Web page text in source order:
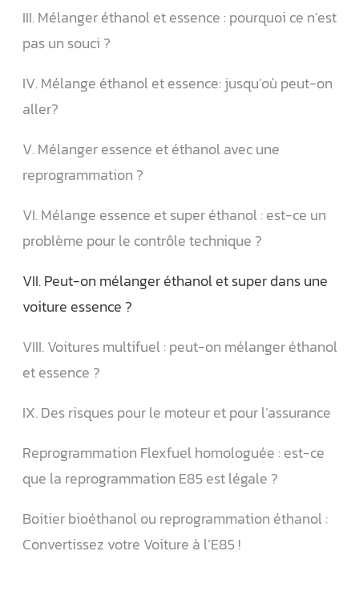
III. Mélanger éthanol et essence : pourquoi ce n’est
pas un souci ?
IV. Mélange éthanol et essence: jusqu’où peut-on
aller?
V. Mélanger essence et éthanol avec une
reprogrammation ?
VI. Mélange essence et super éthanol : est-ce un
problème pour le contrôle technique ?
VII. Peut-on mélanger éthanol et super dans une
voiture essence ?
VIII. Voitures multifuel : peut-on mélanger éthanol
et essence ?
IX. Des risques pour le moteur et pour l’assurance
Reprogrammation Flexfuel homologuée : est-ce
que la reprogrammation E85 est légale ?
Boitier bioéthanol ou reprogrammation éthanol :
Convertissez votre Voiture à l’E85 !